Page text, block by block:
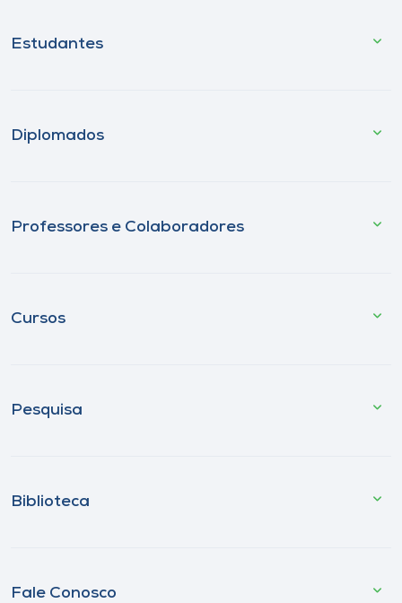
Estudantes
Diplomados
Professores e Colaboradores
Cursos
Pesquisa
Biblioteca
Fale Conosco